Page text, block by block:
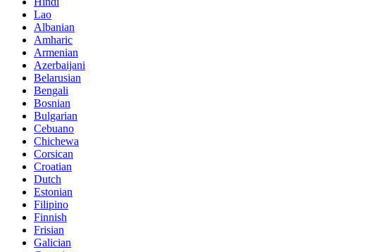
Lao
Albanian
Amharic
Armenian
Azerbaijani
Belarusian
Bengali
Bosnian
Bulgarian
Cebuano
Chichewa
Corsican
Croatian
Dutch
Estonian
Filipino
Finnish
Frisian
Galician